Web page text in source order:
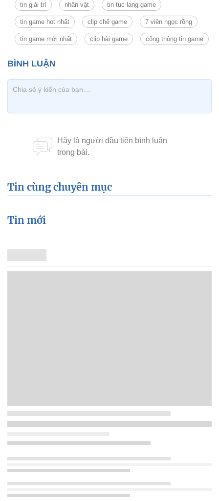
tin giải trí nhân vật tin tuc lang game
tin game hot nhất clip chế game 7 viên ngọc rồng
tin game mới nhất clip hài game cổng thông tin game
Tin cùng chuyên mục
Tin mới